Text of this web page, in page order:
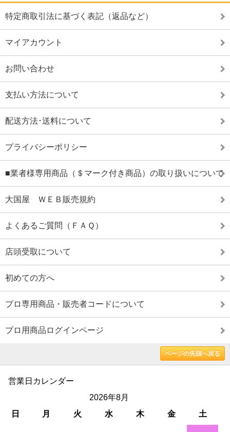
特定商取引法に基づく表記（返品など）
マイアカウント
お問い合わせ
支払い方法について
配送方法･送料について
プライバシーポリシー
■業者様専用商品（＄マーク付き商品）の取り扱いについて
大国屋 ＷＥＢ販売規約
よくあるご質問（ＦＡＱ）
店頭受取について
初めての方へ
プロ専用商品・販売者コードについて
プロ用商品ログインページ
ページの先頭へ戻る
営業日カレンダー
2026年8月
日
月 火 水 木 金 土